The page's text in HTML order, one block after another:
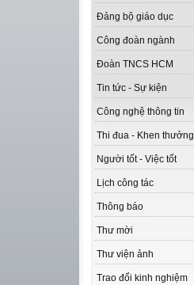
Đảng bộ giáo dục
Công đoàn ngành
Đoàn TNCS HCM
Tin tức - Sự kiện
Công nghệ thông tin
Thi đua - Khen thưởng
Người tốt - Việc tốt
Lịch công tác
Thông báo
Thư mời
Thư viện ảnh
Trao đổi kinh nghiệm